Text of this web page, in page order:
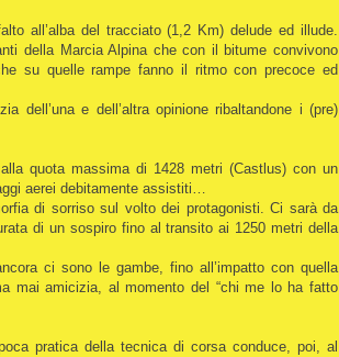
all’alba del tracciato (1,2 Km) delude ed illude.
della Marcia Alpina che con il bitume convivono
su quelle rampe fanno il ritmo con precoce ed
dell’una e dell’altra opinione ribaltandone i (pre)
quota massima di 1428 metri (Castlus) con un
aerei debitamente assistiti…
di sorriso sul volto dei protagonisti. Ci sarà da
di un sospiro fino al transito ai 1250 metri della
ci sono le gambe, fino all’impatto con quella
mai amicizia, al momento del “chi me lo ha fatto
pratica della tecnica di corsa conduce, poi, al